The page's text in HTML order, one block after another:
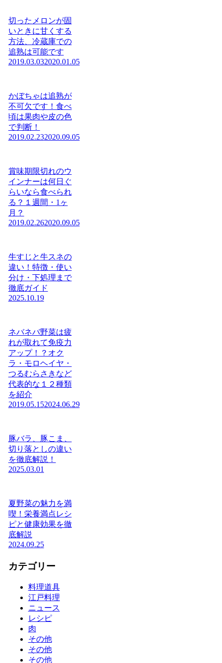
切ったメロンが固
いときに甘くする
方法、冷蔵庫での
追熟は可能です
2019.03.032020.01.05
かぼちゃは追熟が
不可欠です！食べ
頃は果肉や皮の色
で判断！
2019.02.232020.09.05
賞味期限切れのウ
インナーは何日ぐ
らいなら食べられ
る？１週間・1ヶ
月？
2019.02.262020.09.05
牛すじと牛スネの
違い！特徴・使い
分け・下処理まで
徹底ガイド
2025.10.19
ネバネバ野菜は疲
れが取れて免疫力
アップ！？オク
ラ・モロヘイヤ・
つるむらさきなど
代表的な１２種類
を紹介
2019.05.152024.06.29
豚バラ、豚こま、
切り落としの違い
を徹底解説！
2025.03.01
夏野菜の魅力を満
喫！栄養満点レシ
ピと健康効果を徹
底解説
2024.09.25
カテゴリー
料理道具
江戸料理
ニュース
レシピ
肉
その他
その他
その他